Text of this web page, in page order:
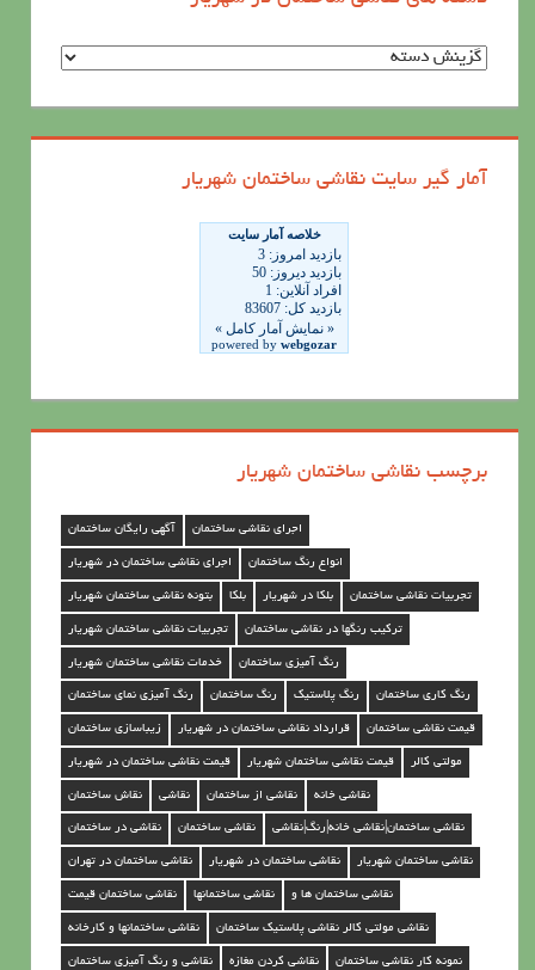
د
ش
ی
س
ن
د
ر
آمار گیر سایت نقاشی ساختمان شهریار
برچسب نقاشی ساختمان شهریار
آگهی رایگان ساختمان اجرای نقاشی ساختمان
اجرای نقاشی ساختمان در شهریار انواع رنگ ساختمان
بتونه نقاشی ساختمان شهریار بلکا بلکا در شهریار تجربیات نقاشی ساختمان
تجربیات نقاشی ساختمان شهریار ترکیب رنگها در نقاشی ساختمان
خدمات نقاشی ساختمان شهریار رنگ آمیزی ساختمان
رنگ آمیزی نمای ساختمان رنگ ساختمان رنگ پلاستیک رنگ کاری ساختمان
زیباسازی ساختمان قرارداد نقاشی ساختمان در شهریار قیمت نقاشی ساختمان
قیمت نقاشی ساختمان در شهریار قیمت نقاشی ساختمان شهریار مولتی کالر
نقاش ساختمان نقاشی نقاشی از ساختمان نقاشی خانه
نقاشی در ساختمان نقاشی ساختمان نقاشی ساختمان|نقاشی خانه|رنگ|نقاشی
نقاشی ساختمان در تهران نقاشی ساختمان در شهریار نقاشی ساختمان شهریار
نقاشی ساختمان قیمت نقاشی ساختمانها نقاشی ساختمان ها و
نقاشی ساختمانها و کارخانه نقاشی مولتی کالر نقاشی پلاستیک ساختمان
نقاشی و رنگ آمیزی ساختمان نقاشی کردن مغازه نمونه کار نقاشی ساختمان